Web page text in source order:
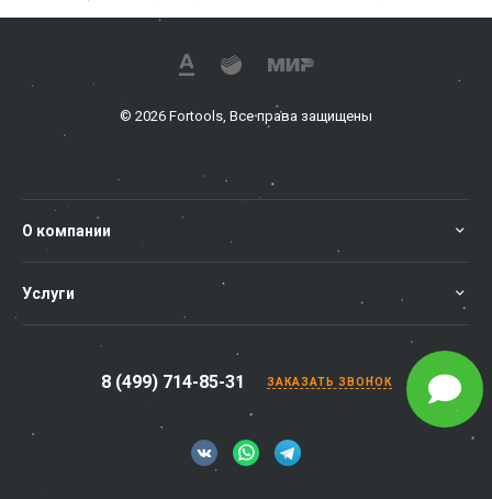
© 2026 Fortools, Все права защищены
О компании
Услуги
8 (499) 714-85-31 ЗАКАЗАТЬ ЗВОНОК